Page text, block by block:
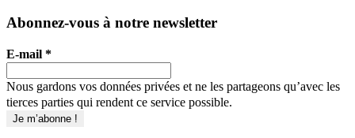
Abonnez-vous à notre newsletter
E-mail *
Nous gardons vos données privées et ne les partageons qu’avec les
tierces parties qui rendent ce service possible.